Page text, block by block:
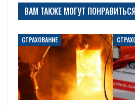
ВАМ ТАКЖЕ МОГУТ
СТРАХОВАНИЕ